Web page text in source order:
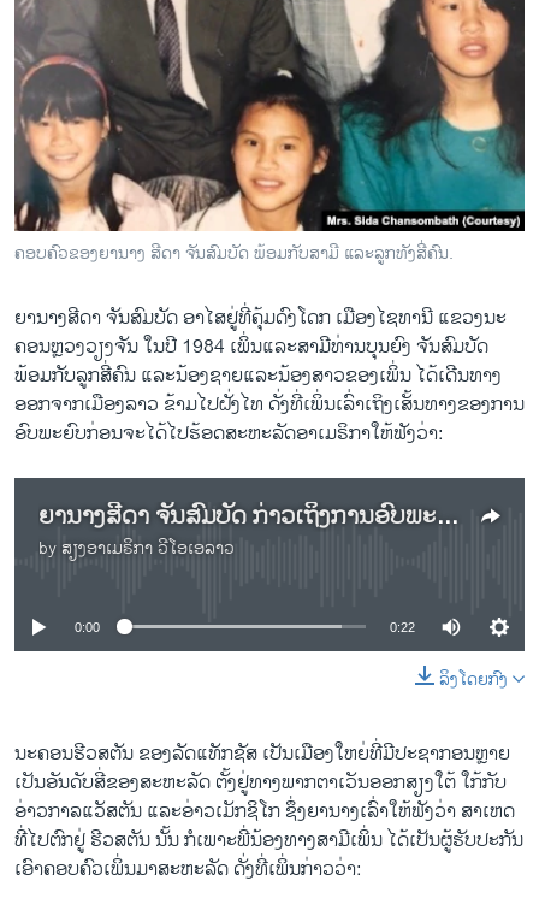
ຄອບຄົວຂອງຍານາງ ສີດາ ຈັນສົມບັດ ພ້ອມກັບສາມີ ແລະລູກທັງສີ່ຄົນ.
ຍານາງສີດາ ຈັນສົມບັດ ອາໄສຢູ່ທີ່ຄຸ້ມດົງໂດກ ເມືອງໄຊທານີ ແຂວງນະ
ຄອນຫຼວງວຽງຈັນ ໃນປີ 1984 ເພິ່ນແລະສາມີທ່ານບຸນຍົງ ຈັນສົມບັດ
ພ້ອມກັບລູກສີ່ຄົນ ແລະນ້ອງຊາຍແລະນ້ອງສາວຂອງເພິ່ນ ໄດ້ເດີນທາງ
ອອກຈາກເມືອງລາວ ຂ້າມໄປຝັ່ງໄທ ດັ່ງທີ່ເພິ່ນເລົ່າເຖິງເສັ້ນທາງຂອງການ
ອົບພະຍົບກ່ອນຈະໄດ້ໄປຮ້ອດສະຫະລັດອາເມຣິກາໃຫ້ຟັງວ່າ:
ຍານາງສີດາ ຈັນສົມບັດ ກ່າວເຖິງການອົບພະຍົບໄປຝັ່ງໄທ
by ສຽງອາເມຣິກາ ວີໂອເອລາວ
No media source currently available
0:00 0:22
ລິງໂດຍກົງ
ນະຄອນຮີວສຕັນ ຂອງລັດແທັກຊັສ ເປັນເມືອງໃຫຍ່ທີ່ມີປະຊາກອນຫຼາຍ
ເປັນອັນດັບສີ່ຂອງສະຫະລັດ ຕັ້ງຢູ່ທາງພາກຕາເວັນອອກສຽງໃຕ້ ໃກ້ກັບ
ອ່າວກາລແວັສຕັນ ແລະອ່າວເມັກຊິໂກ ຊຶ່ງຍານາງເລົ່າໃຫ້ຟັງວ່າ ສາເຫດ
ທີ່ໄປຕົກຢູ່ ຮີວສຕັນ ນັ້ນ ກໍເພາະພີ່ນ້ອງທາງສາມີເພິ່ນ ໄດ້ເປັນຜູ້ຮັບປະກັນ
ເອົາຄອບຄົວເພິ່ນມາສະຫະລັດ ດັ່ງທີ່ເພິ່ນກ່າວວ່າ: